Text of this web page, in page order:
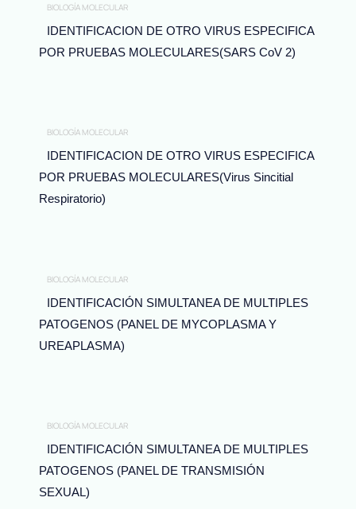
BIOLOGÍA MOLECULAR
IDENTIFICACION DE OTRO VIRUS ESPECIFICA
POR PRUEBAS MOLECULARES(SARS CoV 2)
BIOLOGÍA MOLECULAR
IDENTIFICACION DE OTRO VIRUS ESPECIFICA
POR PRUEBAS MOLECULARES(Virus Sincitial
Respiratorio)
BIOLOGÍA MOLECULAR
IDENTIFICACIÓN SIMULTANEA DE MULTIPLES
PATOGENOS (PANEL DE MYCOPLASMA Y
UREAPLASMA)
BIOLOGÍA MOLECULAR
IDENTIFICACIÓN SIMULTANEA DE MULTIPLES
PATOGENOS (PANEL DE TRANSMISIÓN
SEXUAL)